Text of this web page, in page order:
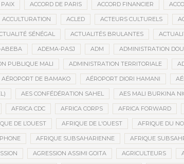
PAIX ACCORD DE PARIS ACCORD FINANCIER
ACCULTURATION ACLED ACTEURS CULTURELS
SÉNÉGAL ACTUALITÉS BRULANTES
ABEBA ADEMA-PASJ ADM ADMINISTRATION
PUBLIQUE MALI ADMINISTRATION TERRITORIALE
AÉROPORT DE BAMAKO AÉROPORT DIORI HAMANI
AES CONFÉDÉRATION SAHEL AES MALI BURKINA
AFRICA CDC AFRICA CORPS AFRICA FORWARD
DE L’OUEST AFRIQUE DE L'OUEST AFRIQUE DU
AFRIQUE SUBSAHARIENNE AFRIQUE
AGRESSION ASSIMI GOITA AGRICULTEURS